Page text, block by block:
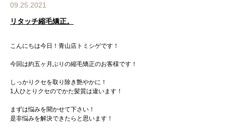
09.25.2021
リタッチ縮毛矯正。
こんにちは今日！青山店トミシゲです！
今回は約五ヶ月ぶりの縮毛矯正のお客様です！
しっかりクセを取り除き艶やかに！
1人ひとりクセのでかた髪質は違います！
まずは悩みを聞かせて下さい！
是非悩みを解決できたらと思います！